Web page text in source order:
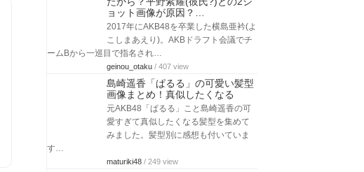
ョット画像が原因？…
2017年にAKB48を卒業した横島亜衿(よ
こしまあえり)。AKBドラフト会議でチ
ームBから一巡目で指名され…
geinou_otaku / 407 view
島崎遥香「ぱるる」の可愛い髪型
画像まとめ！真似したくなる
元AKB48「ぱるる」こと島崎遥香の可
愛すぎて真似したくなる髪型を集めて
みました。髪型別に感想も付いていま
す…
maturiki48 / 249 view